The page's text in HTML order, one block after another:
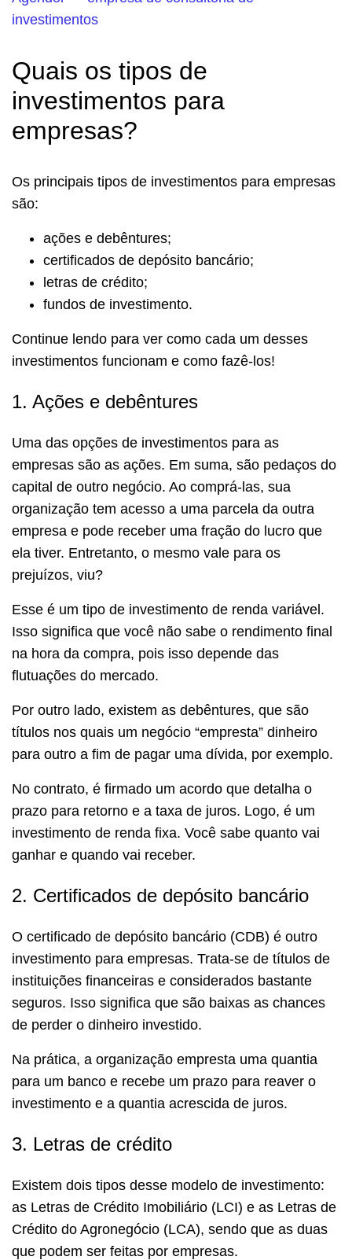
investimentos
Quais os tipos de
investimentos para
empresas?
Os principais tipos de investimentos para empresas
são:
ações e debêntures;
certificados de depósito bancário;
letras de crédito;
fundos de investimento.
Continue lendo para ver como cada um desses
investimentos funcionam e como fazê-los!
1. Ações e debêntures
Uma das opções de investimentos para as
empresas são as ações. Em suma, são pedaços do
capital de outro negócio. Ao comprá-las, sua
organização tem acesso a uma parcela da outra
empresa e pode receber uma fração do lucro que
ela tiver. Entretanto, o mesmo vale para os
prejuízos, viu?
Esse é um tipo de investimento de renda variável.
Isso significa que você não sabe o rendimento final
na hora da compra, pois isso depende das
flutuações do mercado.
Por outro lado, existem as debêntures, que são
títulos nos quais um negócio “empresta” dinheiro
para outro a fim de pagar uma dívida, por exemplo.
No contrato, é firmado um acordo que detalha o
prazo para retorno e a taxa de juros. Logo, é um
investimento de renda fixa. Você sabe quanto vai
ganhar e quando vai receber.
2. Certificados de depósito bancário
O certificado de depósito bancário (CDB) é outro
investimento para empresas. Trata-se de títulos de
instituições financeiras e considerados bastante
seguros. Isso significa que são baixas as chances
de perder o dinheiro investido.
Na prática, a organização empresta uma quantia
para um banco e recebe um prazo para reaver o
investimento e a quantia acrescida de juros.
3. Letras de crédito
Existem dois tipos desse modelo de investimento:
as Letras de Crédito Imobiliário (LCI) e as Letras de
Crédito do Agronegócio (LCA), sendo que as duas
que podem ser feitas por empresas.